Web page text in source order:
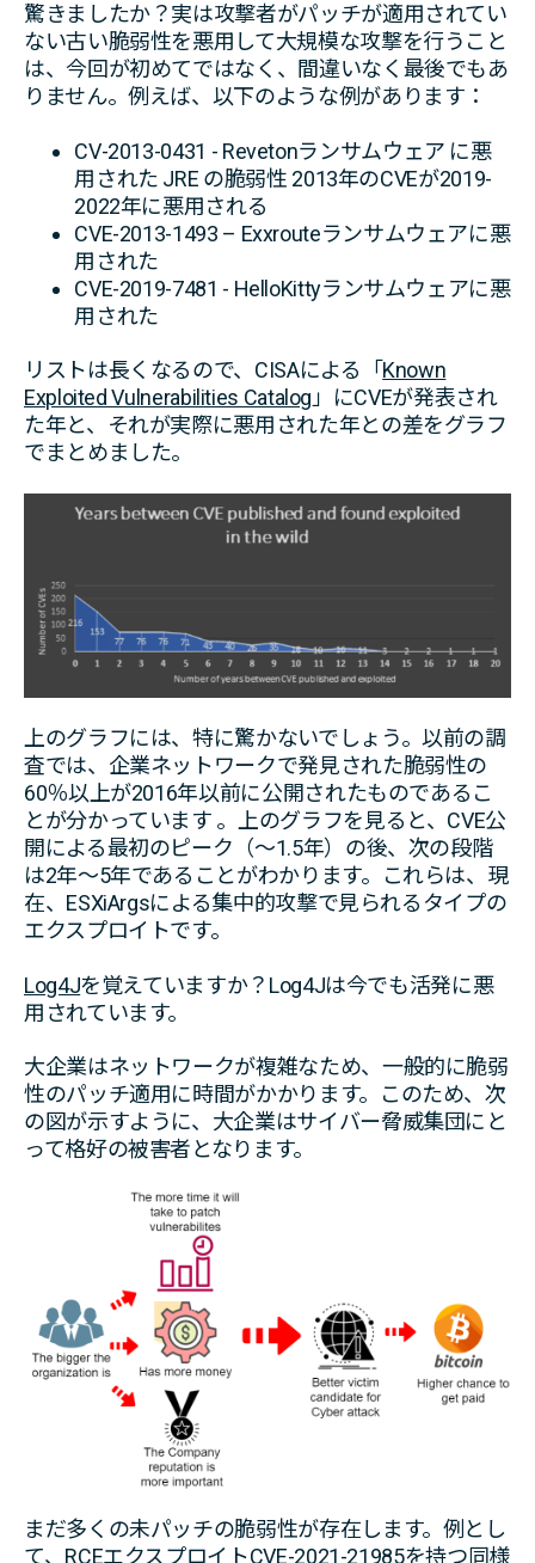
驚きましたか？実は攻撃者がパッチが適用されてい
ない古い脆弱性を悪用して大規模な攻撃を行うこと
は、今回が初めてではなく、間違いなく最後でもあ
りません。例えば、以下のような例があります：
CV-2013-0431 - Revetonランサムウェア に悪
用された JRE の脆弱性 2013年のCVEが2019-
2022年に悪用される
CVE-2013-1493 – Exxrouteランサムウェアに悪
用された
CVE-2019-7481 - HelloKittyランサムウェアに悪
用された
リストは長くなるので、CISAによる「 Known
Exploited Vulnerabilities Catalog 」にCVEが発表され
た年と、それが実際に悪用された年との差をグラフ
でまとめました。
上のグラフには、特に驚かないでしょう。以前の調
査では、企業ネットワークで発見された脆弱性の
60％以上が2016年以前に公開されたものであるこ
とが分かっています 。上のグラフを見ると、CVE公
開による最初のピーク（～1.5年）の後、次の段階
は2年～5年であることがわかります。これらは、現
在、ESXiArgsによる集中的攻撃で見られるタイプの
エクスプロイトです。
Log4Jを覚えていますか？Log4Jは今でも活発に悪
用されています。
大企業はネットワークが複雑なため、一般的に脆弱
性のパッチ適用に時間がかかります。このため、次
の図が示すように、大企業はサイバー脅威集団にと
って格好の被害者となります。
まだ多くの未パッチの脆弱性が存在します。例とし
て、RCEエクスプロイトCVE-2021-21985を持つ同様